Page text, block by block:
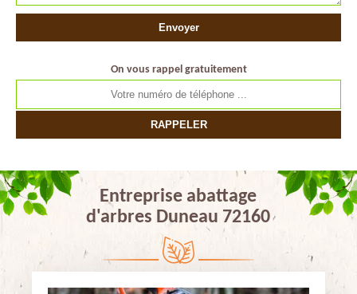
On vous rappel gratuitement
Entreprise abattage
d'arbres Duneau 72160